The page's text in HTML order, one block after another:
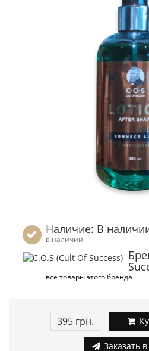
Наличие: В
в наличии
все товары этого бренда
395 грн.
Заказать